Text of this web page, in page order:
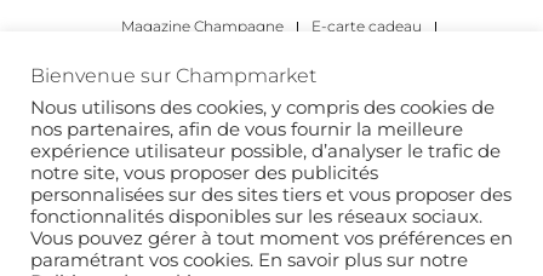
Magazine Champagne
E-carte cadeau
Les occasions pour déguster du champagne
Pour les particuliers
Pour les entreprises
Copyright 2022 © tous droits réservés. Champmarket.
Bienvenue sur Champmarket
Nous utilisons des cookies, y compris des cookies de
nos partenaires, afin de vous fournir la meilleure
expérience utilisateur possible, d’analyser le trafic de
notre site, vous proposer des publicités
personnalisées sur des sites tiers et vous proposer des
fonctionnalités disponibles sur les réseaux sociaux.
Vous pouvez gérer à tout moment vos préférences en
paramétrant vos cookies. En savoir plus sur notre